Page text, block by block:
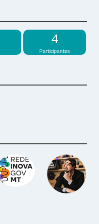
4
Participantes